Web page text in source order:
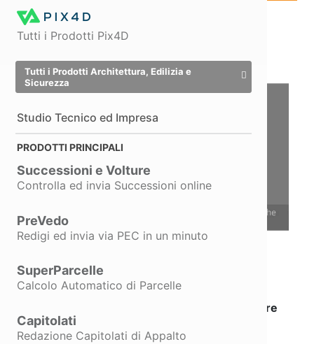
Tutti i Prodotti Pix4D
Tutti i Prodotti Architettura, Edilizia e
Sicurezza
Studio Tecnico ed Impresa
PRODOTTI PRINCIPALI
Successioni e Volture
Controlla ed invia Successioni online
PreVedo
Redigi ed invia via PEC in un minuto
SuperParcelle
Calcolo Automatico di Parcelle
Capitolati
Redazione Capitolati di Appalto
Efficiente per ogni tipo di fattura
PreVedo è ilsoftware di fatturazione
consente di gestire in modo
efficiente tutte le tipologie di documento,
fatture
elettroniche verso la Pubblica
Amministrazione e i privati.